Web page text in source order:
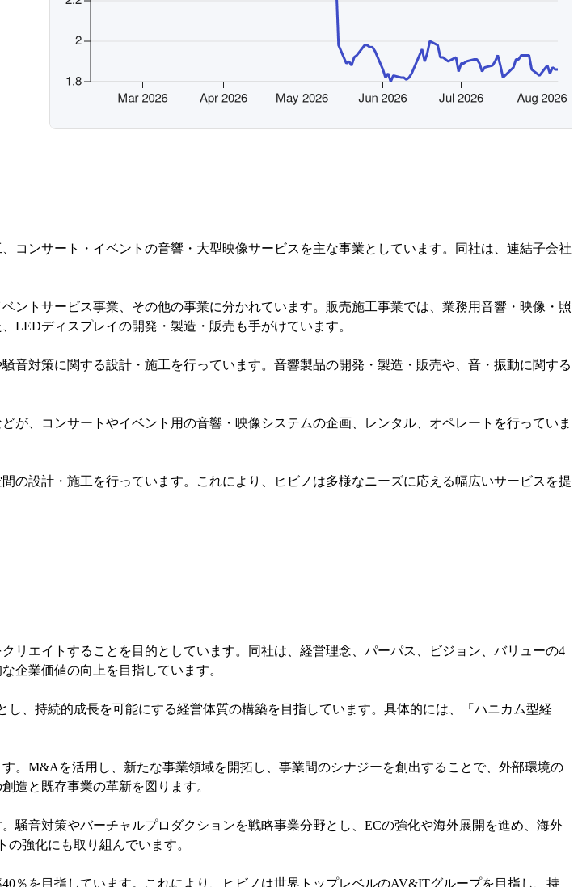
コンサート・イベントの音響・大型映像サービスを主な事業としています。同社は、連結子会社
ントサービス事業、その他の事業に分かれています。販売施工事業では、業務用音響・映像・照
LEDディスプレイの開発・製造・販売も手がけています。
音対策に関する設計・施工を行っています。音響製品の開発・製造・販売や、音・振動に関する
が、コンサートやイベント用の音響・映像システムの企画、レンタル、オペレートを行っていま
の設計・施工を行っています。これにより、ヒビノは多様なニーズに応える幅広いサービスを提
リエイトすることを目的としています。同社は、経営理念、パーパス、ビジョン、バリューの4
企業価値の向上を目指しています。
し、持続的成長を可能にする経営体質の構築を目指しています。具体的には、「ハニカム型経
。M&Aを活用し、新たな事業領域を開拓し、事業間のシナジーを創出することで、外部環境の
造と既存事業の革新を図ります。
騒音対策やバーチャルプロダクションを戦略事業分野とし、ECの強化や海外展開を進め、海外
強化にも取り組んでいます。
％を目指しています。これにより、ヒビノは世界トップレベルのAV&ITグループを目指し、持